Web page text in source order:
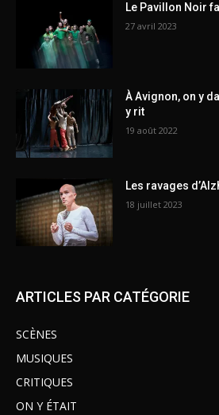
Le Pavillon Noir
27 avril 2023
À Avignon, on y
y rit
19 août 2022
Les ravages
18 juillet 2023
ARTICLES PAR CATÉGORIE
SCÈNES
MUSIQUES
CRITIQUES
ON Y ÉTAIT